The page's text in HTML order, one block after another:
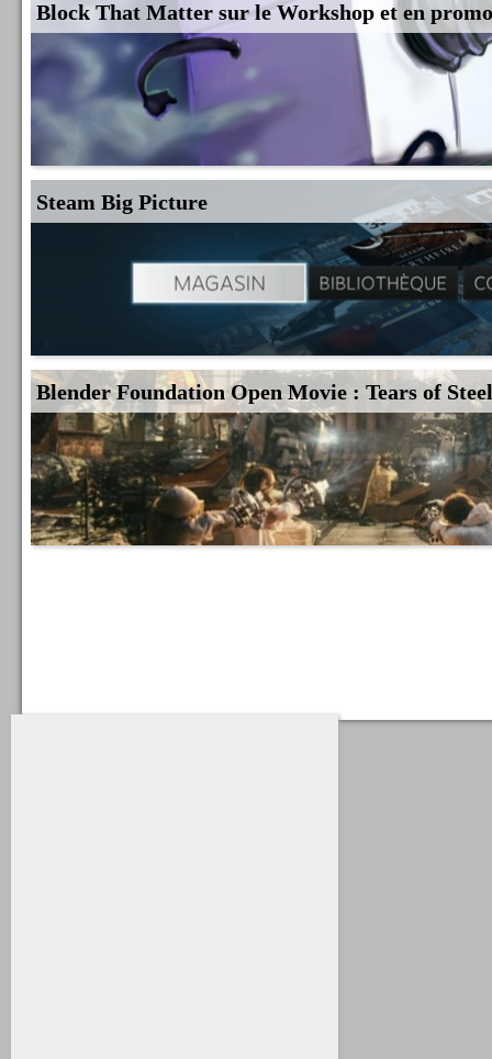
Block That Matter sur le Workshop et en
Steam Big Picture
Blender Foundation Open Movie : Tears of